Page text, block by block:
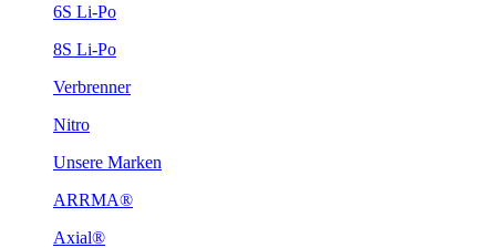
6S Li-Po
8S Li-Po
Verbrenner
Nitro
Unsere Marken
ARRMA®
Axial®